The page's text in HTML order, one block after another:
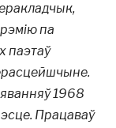
па
паэтаў
1968
Працаваў